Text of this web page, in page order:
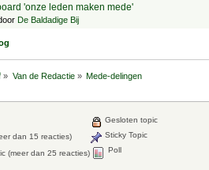
'onze leden maken mede'
De Baldadige Bij
» Van de Redactie» Mede-delingen
dan 15 reacties)
(meer dan 25 reacties)
Gesloten topic
Sticky Topic
Poll